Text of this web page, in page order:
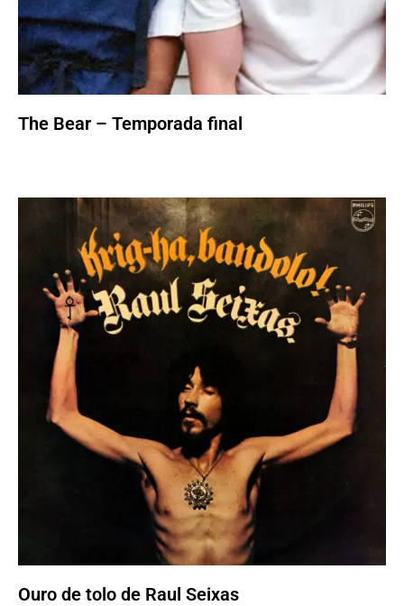
The Bear – Temporada final
Ouro de tolo de Raul Seixas